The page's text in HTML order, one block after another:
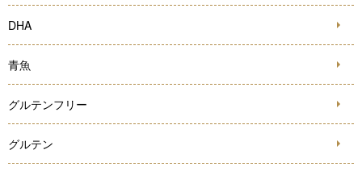
DHA
青魚
グルテンフリー
グルテン